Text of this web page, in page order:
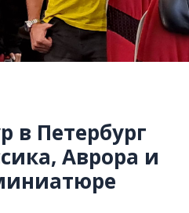
в Петербург
Аврора и